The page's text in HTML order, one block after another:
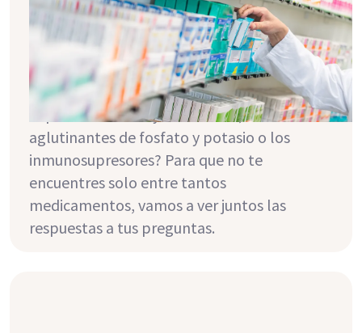
¿Te has sometido con éxito a un trasplante
de riñón y ahora te preguntas qué
medicamentos tomar después del
trasplante? ¿Qué hay de la medicación para
la presión arterial y la diabetes, los
aglutinantes de fosfato y potasio o los
inmunosupresores? Para que no te
encuentres solo entre tantos
medicamentos, vamos a ver juntos las
respuestas a tus preguntas.